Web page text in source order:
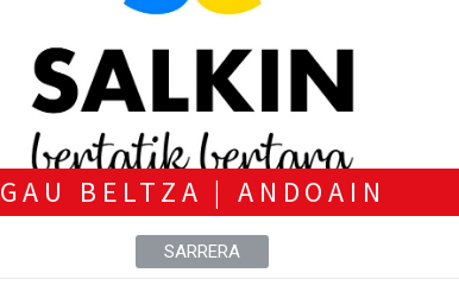
GAU BELTZA | ANDOAIN
SARRERA